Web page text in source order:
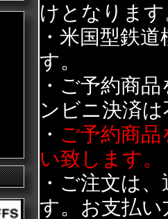
けとなりま
・米国型鉄
す。
・ご予約商
ンビニ決済
・ ご予約商
い致します。
・ご注文は
す。お支払い